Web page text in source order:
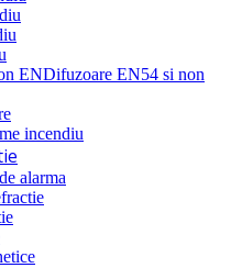
Difuzoare EN54 si non
incendiu
alarma